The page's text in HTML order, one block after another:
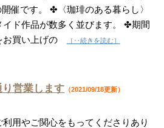
催です。 ✤〈珈琲のある暮らし〉
イド作品が数多く並びます。 ✤期間
お買い上げの
［‥続きを読む］
営業します （2021/09/18更新）
用やご関心をもってくださりあり